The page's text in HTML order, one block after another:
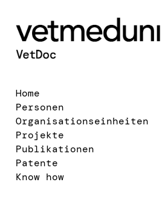
Home
Personen
Organisationseinheiten
Projekte
Publikationen
Patente
Know how